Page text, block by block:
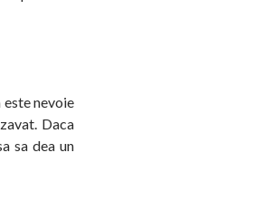
este nevoie
Daca
sa dea un